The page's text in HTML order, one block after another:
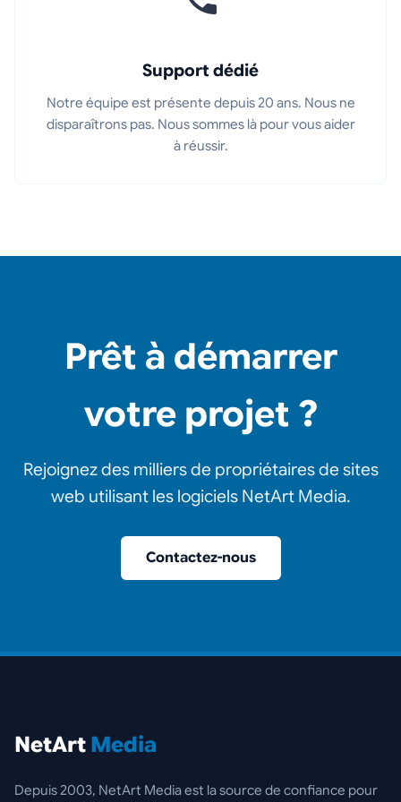
Support dédié
Notre équipe est présente depuis 20 ans. Nous ne
disparaîtrons pas. Nous sommes là pour vous aider
à réussir.
Prêt à démarrer
votre projet ?
Rejoignez des milliers de propriétaires de sites
web utilisant les logiciels NetArt Media.
Contactez-nous
NetArt Media
Depuis 2003, NetArt Media est la source de confiance pour